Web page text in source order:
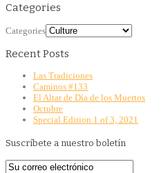
Categories
Categories
Recent Posts
Las Tradiciones
Caminos #133
El Altar de Día de los Muertos
Octubre
Special Edition 1 of 3, 2021
Suscríbete a nuestro boletín